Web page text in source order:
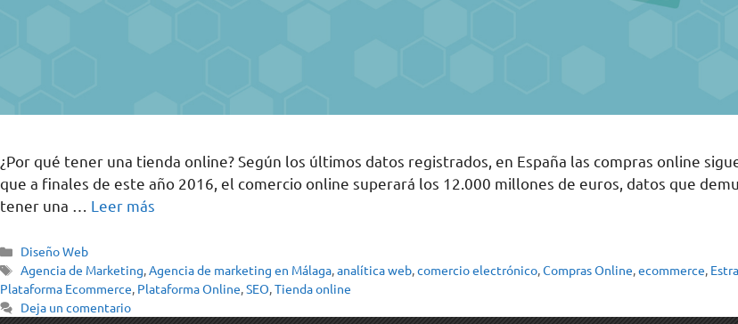
¿Por qué tener una tienda online? Según los últimos datos registrados, en España las compras online
que a finales de este año 2016, el comercio online superará los 12.000 millones de euros, datos que
tener una … Leer más
Diseño Web
Agencia de Marketing,Agencia de marketing en Málaga,analítica web,comercio electrónico,Compras Online,ecommerce,
Plataforma Ecommerce, Plataforma Online,SEO,Tienda online
Deja un comentario